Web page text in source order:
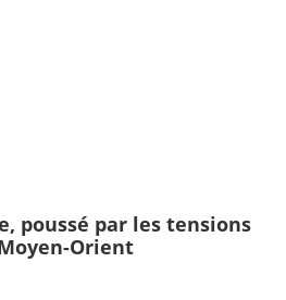
poussé par les tensions
Orient